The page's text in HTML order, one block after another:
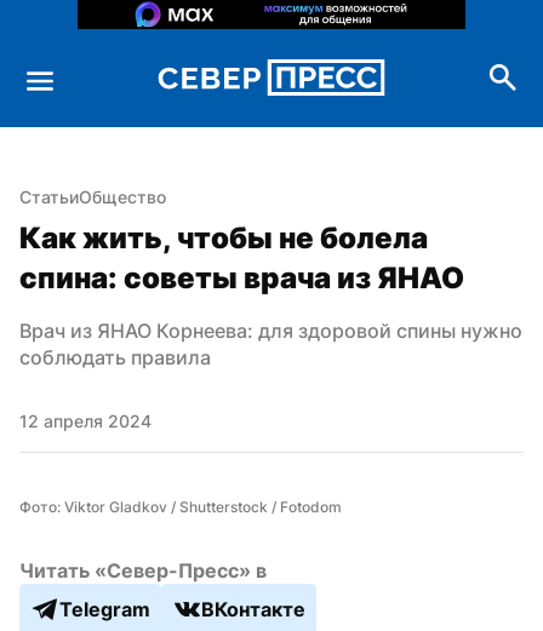
СтатьиОбщество
Как жить, чтобы не болела
спина: советы врача из ЯНАО
Врач из ЯНАО Корнеева: для здоровой спины нужно
соблюдать правила
12 апреля 2024
Фото: Viktor Gladkov / Shutterstock / Fotodom
Читать «Север-Пресс» в
Telegram
ВКонтакте